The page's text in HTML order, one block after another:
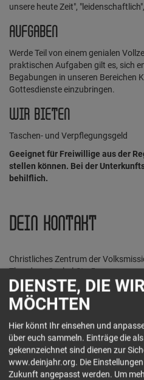
unsere heute Zeit",
AUFGABEN
Werde Teil von einem genialen
praktischen Aufgaben gilt es, sich
Begabungen in unseren Bereichen
Gottesdienste einzubringen.
WIR BIETEN
Taschen- und Verpflegungsgeld
Geeignet für Freiwillige aus der
stellen können. Bei der
behilflich.
DEIN KONTAKT
Christliches Zentrum der
Theodora-Cashel-Str. 5
74564 Crailsheim
Tel.: 07951-28025
www.czv-crailsheim.de
Jetzt Kontakt aufnehmen
Stelle ab 18!
DIENSTE, DIE
MÖCHTEN
Hier könnt Ihr einsehen und
über euch sammeln. Einträge die
gekennzeichnet sind dienen zur
www.deinjahr.org. Die
Zukunft angepasst werden. Um